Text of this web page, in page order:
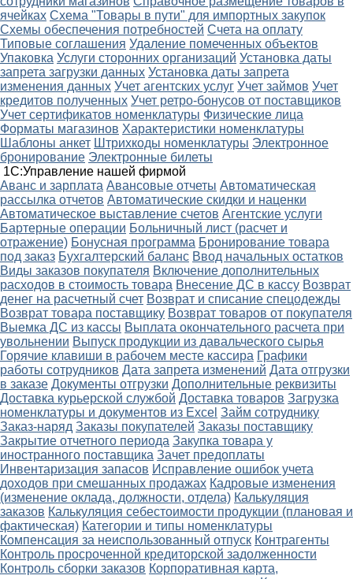
ячейках Схема "Товары в пути" для импортных закупок
Схемы обеспечения потребностей Счета на оплату
Типовые соглашения Удаление помеченных объектов
Упаковка Услуги сторонних организаций Установка даты
запрета загрузки данных Установка даты запрета
изменения данных Учет агентских услуг Учет займов Учет
кредитов полученных Учет ретро-бонусов от поставщиков
Учет сертификатов номенклатуры Физические лица
Форматы магазинов Характеристики номенклатуры
Шаблоны анкет Штрихкоды номенклатуры Электронное
бронирование Электронные билеты
1С:Управление нашей фирмой
Аванс и зарплата Авансовые отчеты Автоматическая
рассылка отчетов Автоматические скидки и наценки
Автоматическое выставление счетов Агентские услуги
Бартерные операции Больничный лист (расчет и
отражение) Бонусная программа Бронирование товара
под заказ Бухгалтерский баланс Ввод начальных остатков
Виды заказов покупателя Включение дополнительных
расходов в стоимость товара Внесение ДС в кассу Возврат
денег на расчетный счет Возврат и списание спецодежды
Возврат товара поставщику Возврат товаров от покупателя
Выемка ДС из кассы Выплата окончательного расчета при
увольнении Выпуск продукции из давальческого сырья
Горячие клавиши в рабочем месте кассира Графики
работы сотрудников Дата запрета изменений Дата отгрузки
в заказе Документы отгрузки Дополнительные реквизиты
Доставка курьерской службой Доставка товаров Загрузка
номенклатуры и документов из Excel Займ сотруднику
Заказ-наряд Заказы покупателей Заказы поставщику
Закрытие отчетного периода Закупка товара у
иностранного поставщика Зачет предоплаты
Инвентаризация запасов Исправление ошибок учета
доходов при смешанных продажах Кадровые изменения
(изменение оклада, должности, отдела) Калькуляция
заказов Калькуляция себестоимости продукции (плановая и
фактическая) Категории и типы номенклатуры
Компенсация за неиспользованный отпуск Контрагенты
Контроль просроченной кредиторской задолженности
Контроль сборки заказов Корпоративная карта,